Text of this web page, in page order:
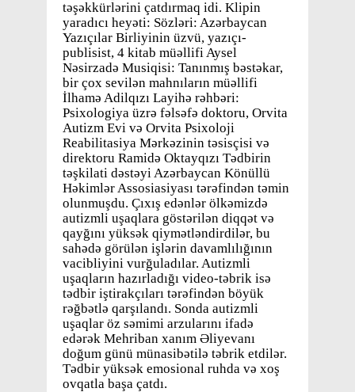
təşəkkürlərini çatdırmaq idi. Klipin
yaradıcı heyəti: Sözləri: Azərbaycan
Yazıçılar Birliyinin üzvü, yazıçı-
publisist, 4 kitab müəllifi Aysel
Nəsirzadə Musiqisi: Tanınmış bəstəkar,
bir çox sevilən mahnıların müəllifi
İlhamə Adilqızı Layihə rəhbəri:
Psixologiya üzrə fəlsəfə doktoru, Orvita
Autizm Evi və Orvita Psixoloji
Reabilitasiya Mərkəzinin təsisçisi və
direktoru Ramidə Oktayqızı Tədbirin
təşkilati dəstəyi Azərbaycan Könüllü
Həkimlər Assosiasiyası tərəfindən təmin
olunmuşdu. Çıxış edənlər ölkəmizdə
autizmli uşaqlara göstərilən diqqət və
qayğını yüksək qiymətləndirdilər, bu
sahədə görülən işlərin davamlılığının
vacibliyini vurğuladılar. Autizmli
uşaqların hazırladığı video-təbrik isə
tədbir iştirakçıları tərəfindən böyük
rəğbətlə qarşılandı. Sonda autizmli
uşaqlar öz səmimi arzularını ifadə
edərək Mehriban xanım Əliyevanı
doğum günü münasibətilə təbrik etdilər.
Tədbir yüksək emosional ruhda və xoş
ovqatla başa çatdı.